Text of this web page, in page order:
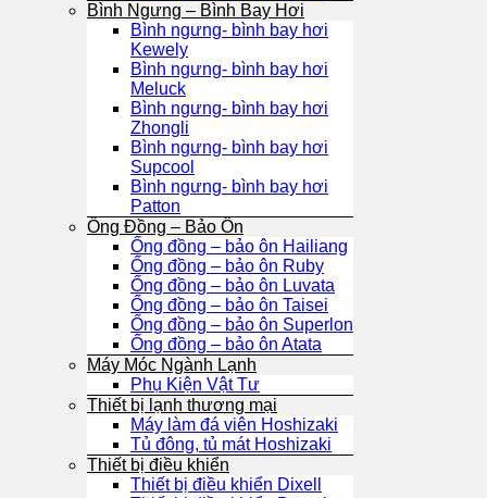
Bình Ngưng – Bình Bay Hơi
Bình ngưng- bình bay hơi
Kewely
Bình ngưng- bình bay hơi
Meluck
Bình ngưng- bình bay hơi
Zhongli
Bình ngưng- bình bay hơi
Supcool
Bình ngưng- bình bay hơi
Patton
Ống Đồng – Bảo Ôn
Ống đồng – bảo ôn Hailiang
Ống đồng – bảo ôn Ruby
Ống đồng – bảo ôn Luvata
Ống đồng – bảo ôn Taisei
Ống đồng – bảo ôn Superlon
Ống đồng – bảo ôn Atata
Máy Móc Ngành Lạnh
Phụ Kiện Vật Tư
Thiết bị lạnh thương mại
Máy làm đá viên Hoshizaki
Tủ đông, tủ mát Hoshizaki
Thiết bị điều khiển
Thiết bị điều khiển Dixell